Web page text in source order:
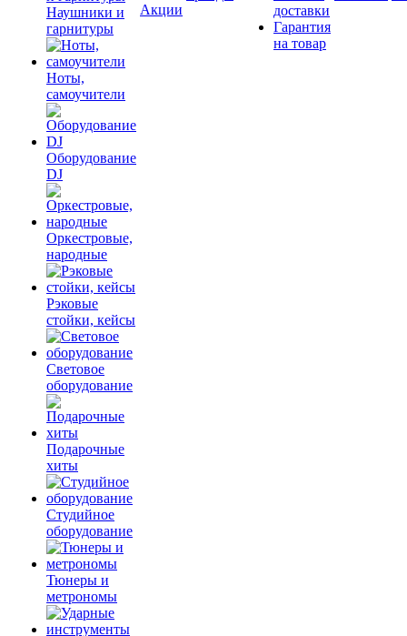
Наушники и
гарнитуры
Ноты,
самоучители
Оборудование
DJ
Оркестровые,
народные
Рэковые
стойки, кейсы
Световое
оборудование
Подарочные
хиты
Студийное
оборудование
Тюнеры и
метрономы
Акции
доставки
Гарантия
на товар